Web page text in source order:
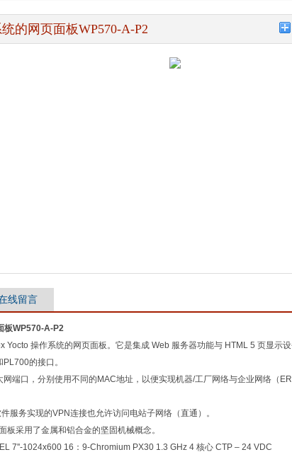
的网页面板WP570-A-P2
线留言
板WP570-A-P2
Yocto 操作系统的网页面板。它是集成 Web 服务器功能与 HTML 5 页显示
的接口。
端口，分别使用不同的MAC地址，以便实现机器/工厂网络与企业网络（
服务实现的VPN连接也允许访问电站子网络（直通）。
板采用了金属和铝合金的坚固机械概念。
7''-1024x600 16：9-Chromium PX30 1.3 GHz 4 核心 CTP – 24 VDC